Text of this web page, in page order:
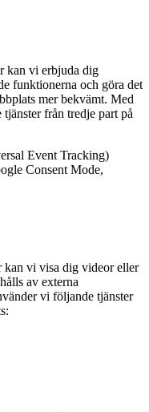
kan vi erbjuda dig
funktionerna och göra det
mer bekvämt. Med
från tredje part på
Event Tracking)
Consent Mode,
kan vi visa dig videor eller
av externa
vi följande tjänster